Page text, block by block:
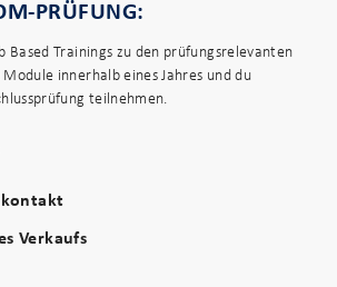
PRÜFUNG:
Based Trainings zu den prüfungsrelevanten
innerhalb eines Jahres und du
teilnehmen.
Verkaufs